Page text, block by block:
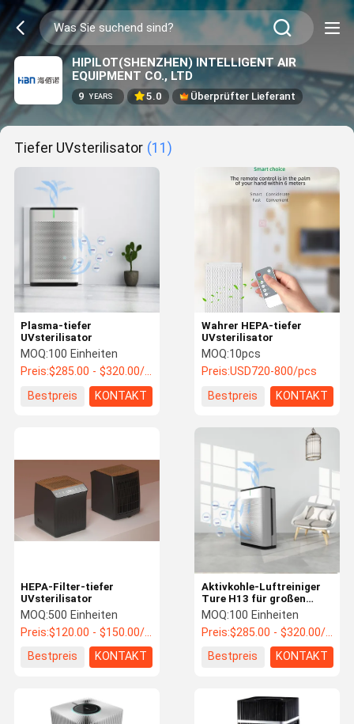
HIPILOT(SHENZHEN) INTELLIGENT AIR
EQUIPMENT CO., LTD
9 YEARS 5.0 Überprüfter Lieferant
Tiefer UVsterilisator (11)
Plasma-tiefer
UVsterilisator
MOQ:100 Einheiten
Preis:$285.00 - $320.00/Units
Bestpreis
KONTAKT
Wahrer HEPA-tiefer
UVsterilisator
MOQ:10pcs
Preis:USD720-800/pcs
Bestpreis
KONTAKT
HEPA-Filter-tiefer
UVsterilisator
MOQ:500 Einheiten
Preis:$120.00 - $150.00/Units
Bestpreis
KONTAKT
Aktivkohle-Luftreiniger
Ture H13 für großen
Hauptraum 538
Quadratfuß Abdeckungs-
MOQ:100 Einheiten
Preis:$285.00 - $320.00/Units
Bestpreis
KONTAKT